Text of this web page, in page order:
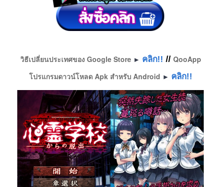
วิธีเปลี่ยนประเทศของ Google Store ► คลิก!! // QooApp
โปรแกรมดาวน์โหลด Apk สำหรับ Android ► คลิก!!